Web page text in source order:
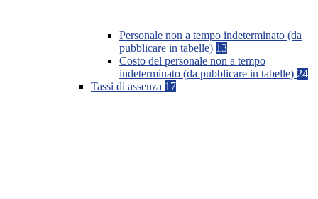
Personale non a tempo indeterminato (da
pubblicare in tabelle) 13
Costo del personale non a tempo
indeterminato (da pubblicare in tabelle) 24
Tassi di assenza 17